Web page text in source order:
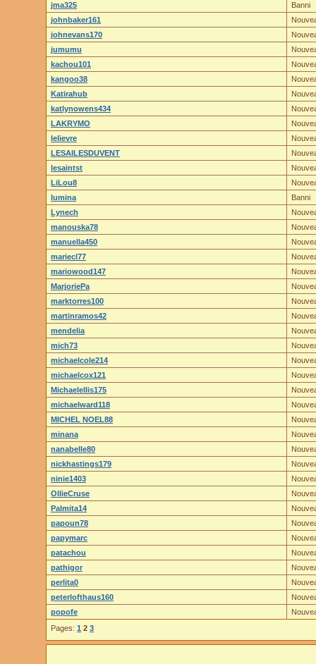
jma325
Banni
johnbaker161
johnevans170
jumumu
kachou101
kangoo38
Katirahub
katlynowens434
LAKRYMO
lelievre
LESAILESDUVENT
lesaintst
LiLou8
lumina
Banni
Lynech
manouska78
manuella450
mariecl77
mariowood147
MarjoriePa
marktorres100
martinramos42
mendelia
mich73
michaelcole214
michaelcox121
Michaelellis175
michaelward118
MICHEL NOEL88
minana
nanabelle80
nickhastings179
ninie1403
OllieCruse
Palmita14
papoun78
papymarc
patachou
pathigor
perlita0
peterlofthaus160
popofe
Pages: 1 2 3